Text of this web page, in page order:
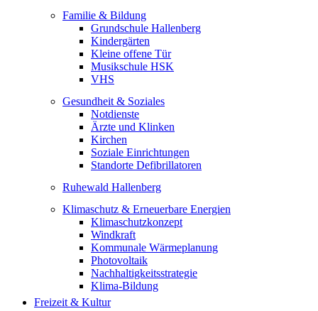
Familie & Bildung
Grundschule Hallenberg
Kindergärten
Kleine offene Tür
Musikschule HSK
VHS
Gesundheit & Soziales
Notdienste
Ärzte und Klinken
Kirchen
Soziale Einrichtungen
Standorte Defibrillatoren
Ruhewald Hallenberg
Klimaschutz & Erneuerbare Energien
Klimaschutzkonzept
Windkraft
Kommunale Wärmeplanung
Photovoltaik
Nachhaltigkeitsstrategie
Klima-Bildung
Freizeit & Kultur